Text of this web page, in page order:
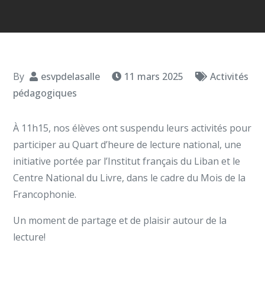
By esvpdelasalle 11 mars 2025
Activités
pédagogiques
À 11h15, nos élèves ont suspendu leurs activités pour
participer au Quart d’heure de lecture national, une
initiative portée par l’Institut français du Liban et le
Centre National du Livre, dans le cadre du Mois de la
Francophonie.
Un moment de partage et de plaisir autour de la
lecture!